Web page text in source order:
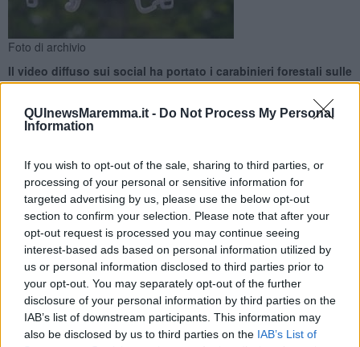
QUInewsMaremma.it - Do Not Process My Personal
Information
If you wish to opt-out of the sale, sharing to third parties, or
processing of your personal or sensitive information for
targeted advertising by us, please use the below opt-out
section to confirm your selection. Please note that after your
opt-out request is processed you may continue seeing
interest-based ads based on personal information utilized by
us or personal information disclosed to third parties prior to
your opt-out. You may separately opt-out of the further
disclosure of your personal information by third parties on the
IAB’s list of downstream participants. This information may
also be disclosed by us to third parties on the IAB’s List of
Foto di archivio
Il video diffuso sui social ha portato i carabinieri forestali sulle
tracce dell'autore del filmato che è stato sanzionato
GROSSETO —E' stato multato daicarabinieri forestaliper aver
fatto sorvolare un drone, senza autorizzazione, sulla riserva
Diaccia Botronaa Castiglione della Pescaia nella Maremma
grossetana.
L'uomo, come ricostruito, aveva effettuato delle riprese con
l'apparecchio sopra all'area naturalistica, dove però lospazio
aereo è interdetto
ad attività di volo come quella col drone per non
disturbare la flora e la fauna.